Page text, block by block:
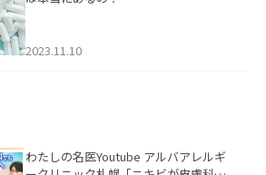
2023.11.10
わたしの名医Youtube アルバアレルギ